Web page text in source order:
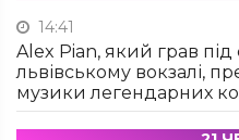
14:41
Alex Pian, який грав
львівському вокзалі,
музики легендарних